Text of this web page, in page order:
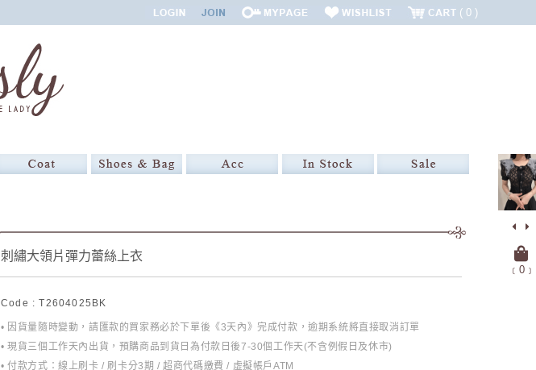
0
﹝ 0﹞
刺繡大領片彈力蕾絲上衣
Code : T2604025BK
• 因貨量隨時變動，請匯款的買家務必於下單後《3天內》完成付款，逾期系統將直接取消訂單
• 現貨三個工作天內出貨，預購商品到貨日為付款日後7-30個工作天(不含例假日及休市)
• 付款方式：線上刷卡 / 刷卡分3期 / 超商代碼繳費 / 虛擬帳戶ATM